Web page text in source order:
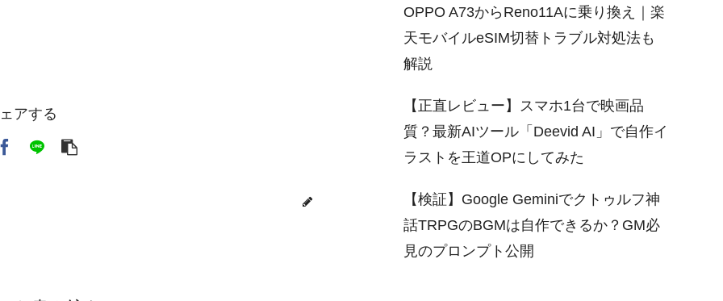
アする
OPPO A73からReno11Aに乗り換え｜楽
天モバイルeSIM切替トラブル対処法も
解説
【正直レビュー】スマホ1台で映画品
質？最新AIツール「Deevid AI」で自作イ
ラストを王道OPにしてみた
【検証】Google Geminiでクトゥルフ神
話TRPGのBGMは自作できるか？GM必
見のプロンプト公開